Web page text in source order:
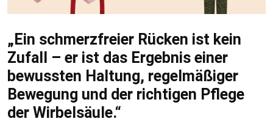
„Ein schmerzfreier Rücken ist kein
Zufall – er ist das Ergebnis einer
bewussten Haltung, regelmäßiger
Bewegung und der richtigen Pflege
der Wirbelsäule.“